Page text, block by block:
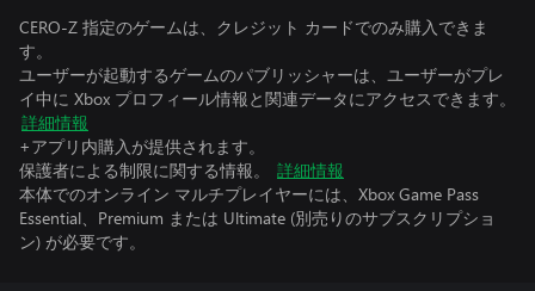
CERO-Z 指定のゲームは、クレジット カードでのみ購入できま
す。
ユーザーが起動するゲームのパブリッシャーは、ユーザーがプレ
イ中に Xbox プロフィール情報と関連データにアクセスできます。
詳細情報
+アプリ内購入が提供されます。
保護者による制限に関する情報。
詳細情報
本体でのオンライン マルチプレイヤーには、Xbox Game Pass
Essential、Premium または Ultimate (別売りのサブスクリプショ
ン) が必要です。